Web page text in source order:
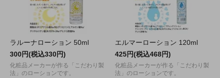
ラルーナローション 50ml
300円(税込330円)
化粧品メーカーが作る「こだわり製
法」のローションです。
エルマーローション 120ml
425円(税込468円)
化粧品メーカーが作る「こだわり製
法」のローションです。